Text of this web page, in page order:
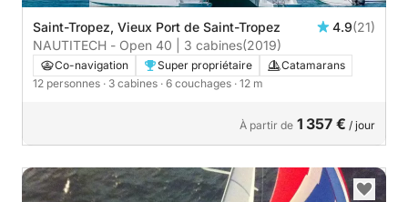
Saint-Tropez, Vieux Port de Saint-Tropez 4.9(21)
NAUTITECH - Open 40 | 3 cabines(2019)
Co-navigation Super propriétaire
Catamarans
12 personnes · 3 cabines · 6 couchages · 12 m
À partir de 1 357 € / jour